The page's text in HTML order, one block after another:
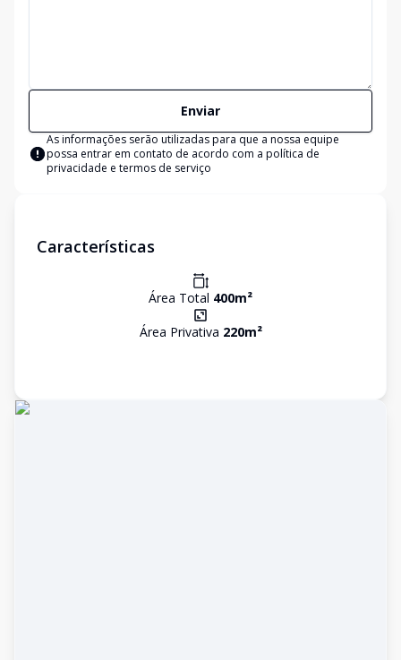
Enviar
As informações serão utilizadas para que a nossa equipe
possa entrar em contato de acordo com a política de
privacidade e termos de serviço
Características
Área Total 400m²
Área Privativa 220m²